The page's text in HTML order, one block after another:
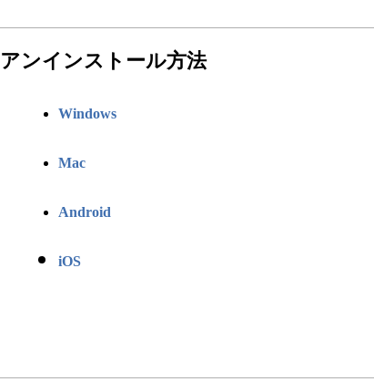
アンインストール方法
Windows
Mac
Android
iOS